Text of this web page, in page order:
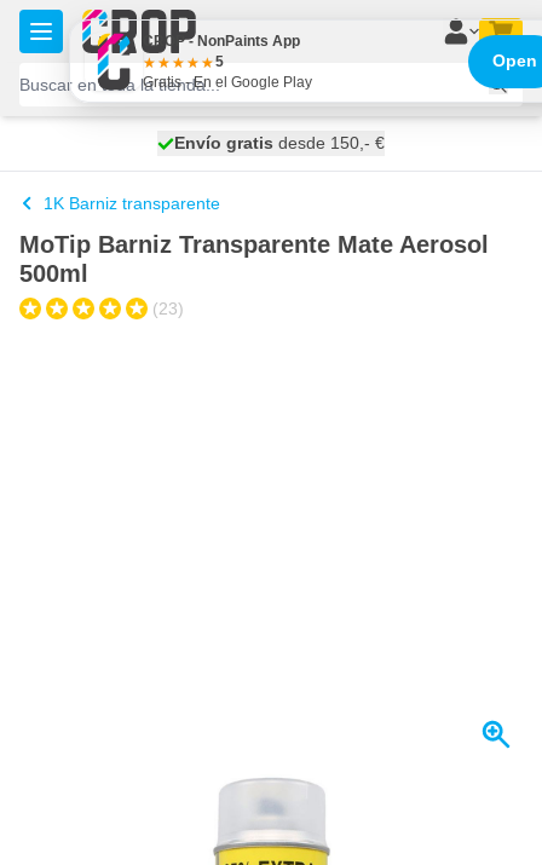
Ir al contenido
se envía hoy
Envío gratis desde 150,- €
100 días
1K Barniz transparente
MoTip Barniz Transparente Mate Aerosol
500ml
(23)
CROP - NonPaints App
5
Gratis - En el Google Play
Open